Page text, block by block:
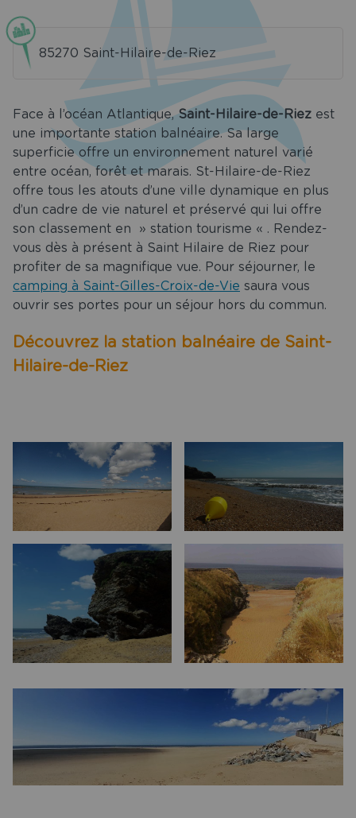
Saint
Croix de
Vie
de salle
Gilles
de Vie
& Accès
85270 Saint-Hilaire-de-Riez
Face à l’océan Atlantique,Saint-Hilaire-de-Riez est
une importante station balnéaire. Sa large
superficie offre un environnement naturel varié
entre océan, forêt et marais. St-Hilaire-de-Riez
offre tous les atouts d’une ville dynamique en plus
d’un cadre de vie naturel et préservé qui lui offre
son classement en » station tourisme « . Rendez-
vous dès à présent à Saint Hilaire de Riez pour
profiter de sa magnifique vue. Pour séjourner, le
camping à Saint-Gilles-Croix-de-Vie saura vous
ouvrir ses portes pour un séjour hors du commun.
Découvrez la station balnéaire de Saint-
Hilaire-de-Riez